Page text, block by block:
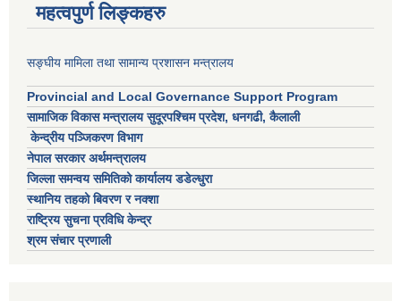
महत्वपुर्ण लिङ्कहरु
सङ्घीय मामिला तथा सामान्य प्रशासन मन्त्रालय
Provincial and Local Governance Support Program
सामाजिक विकास मन्त्रालय सुदूरपश्चिम प्रदेश, धनगढी, कैलाली
केन्द्रीय पञ्जिकरण विभाग
नेपाल सरकार अर्थमन्त्रालय
जिल्ला समन्वय समितिको कार्यालय डडेल्धुरा
स्थानिय तहको बिवरण र नक्शा
राष्ट्रिय सुचना प्रविधि केन्द्र
श्रम संचार प्रणाली